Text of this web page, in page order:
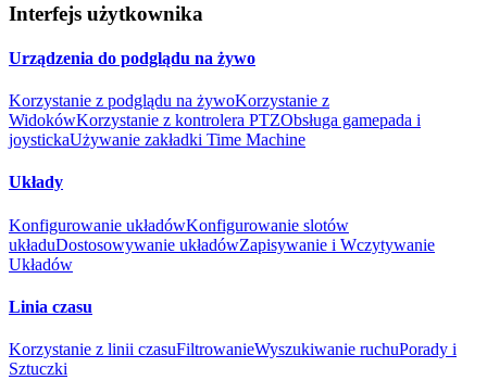
Interfejs użytkownika
Urządzenia do podglądu na żywo
Korzystanie z podglądu na żywoKorzystanie z
WidokówKorzystanie z kontrolera PTZObsługa gamepada i
joystickaUżywanie zakładki Time Machine
Układy
Konfigurowanie układówKonfigurowanie slotów
układuDostosowywanie układówZapisywanie i Wczytywanie
Układów
Linia czasu
Korzystanie z linii czasuFiltrowanieWyszukiwanie ruchuPorady i
Sztuczki